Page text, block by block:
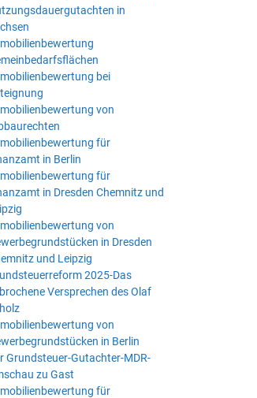
in
bei
von
für
in Berlin
für
in Dresden Chemnitz und
von
in Dresden
und Leipzig
2025-Das
Versprechen des Olaf
von
in Berlin
Grundsteuer-Gutachter-MDR-
zu Gast
für